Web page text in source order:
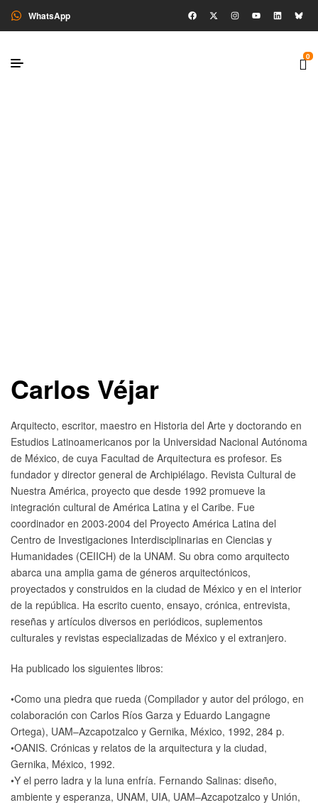
WhatsApp
0
Carlos Véjar
Arquitecto, escritor, maestro en Historia del Arte y doctorando en
Estudios Latinoamericanos por la Universidad Nacional Autónoma
de México, de cuya Facultad de Arquitectura es profesor. Es
fundador y director general de Archipiélago. Revista Cultural de
Nuestra América, proyecto que desde 1992 promueve la
integración cultural de América Latina y el Caribe. Fue
coordinador en 2003-2004 del Proyecto América Latina del
Centro de Investigaciones Interdisciplinarias en Ciencias y
Humanidades (CEIICH) de la UNAM. Su obra como arquitecto
abarca una amplia gama de géneros arquitectónicos,
proyectados y construidos en la ciudad de México y en el interior
de la república. Ha escrito cuento, ensayo, crónica, entrevista,
reseñas y artículos diversos en periódicos, suplementos
culturales y revistas especializadas de México y el extranjero.
Ha publicado los siguientes libros:
•Como una piedra que rueda (Compilador y autor del prólogo, en
colaboración con Carlos Ríos Garza y Eduardo Langagne
Ortega), UAM–Azcapotzalco y Gernika, México, 1992, 284 p.
•OANIS. Crónicas y relatos de la arquitectura y la ciudad,
Gernika, México, 1992.
•Y el perro ladra y la luna enfría. Fernando Salinas: diseño,
ambiente y esperanza, UNAM, UIA, UAM–Azcapotzalco y Unión,